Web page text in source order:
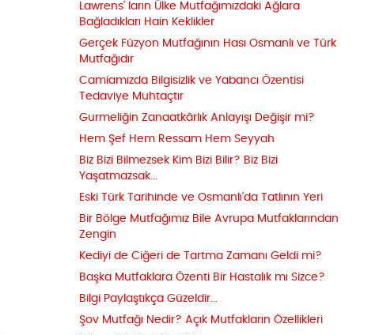
Lawrens’ ların Ülke Mutfağımızdaki Ağlara
Bağladıkları Hain Keklikler
Gerçek Füzyon Mutfağının Hası Osmanlı ve Türk
Mutfağıdır
Camiamızda Bilgisizlik ve Yabancı Özentisi
Tedaviye Muhtaçtır
Gurmeliğin Zanaatkârlık Anlayışı Değişir mi?
Hem Şef Hem Ressam Hem Seyyah
Biz Bizi Bilmezsek Kim Bizi Bilir? Biz Bizi
Yaşatmazsak...
Eski Türk Tarihinde ve Osmanlı'da Tatlının Yeri
Bir Bölge Mutfağımız Bile Avrupa Mutfaklarından
Zengin
Kediyi de Ciğeri de Tartma Zamanı Geldi mi?
Başka Mutfaklara Özenti Bir Hastalık mı Sizce?
Bilgi Paylaştıkça Güzeldir...
Şov Mutfağı Nedir? Açık Mutfakların Özellikleri